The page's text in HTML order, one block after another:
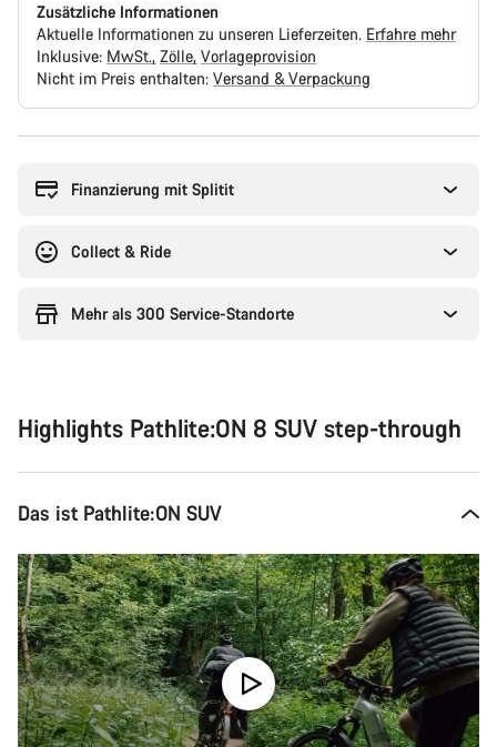
Zusätzliche Informationen
Aktuelle Informationen zu unseren Lieferzeiten. Erfahre mehr
Inklusive: MwSt. Zölle Vorlageprovision
Nicht im Preis enthalten: Versand & Verpackung
Finanzierung mit Splitit
Collect & Ride
Mehr als 300 Service-Standorte
Highlights Pathlite:ON 8 SUV step-through
Das ist Pathlite:ON SUV